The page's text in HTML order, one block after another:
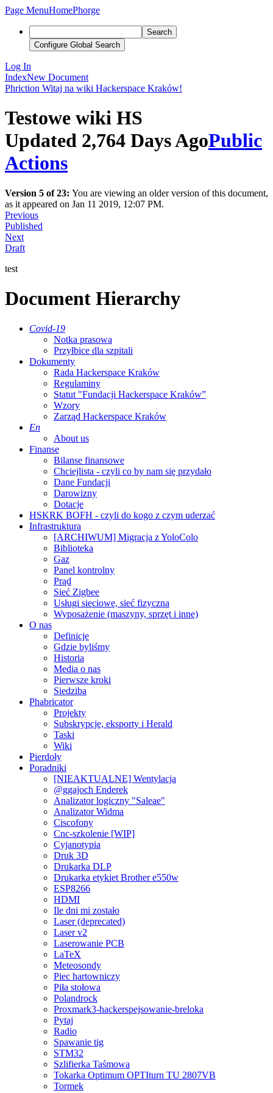
Page MenuHomePhorge
Search
Configure Global Search
Log In
IndexNew Document
Phriction Witaj na wiki Hackerspace Kraków!
Testowe wiki HS
Updated 2,764 Days AgoPublic
Actions
Version 5 of 23: You are viewing an older version of this document,
as it appeared on Jan 11 2019, 12:07 PM.
Previous
Published
Next
Draft
test
Document Hierarchy
Covid-19
Notka prasowa
Przyłbice dla szpitali
Dokumenty
Rada Hackerspace Kraków
Regulaminy
Statut "Fundacji Hackerspace Kraków”
Wzory
Zarząd Hackerspace Kraków
En
About us
Finanse
Bilanse finansowe
Chciejlista - czyli co by nam się przydało
Dane Fundacji
Darowizny
Dotacje
HSKRK BOFH - czyli do kogo z czym uderzać
Infrastruktura
[ARCHIWUM] Migracja z YoloColo
Biblioteka
Gaz
Panel kontrolny
Prąd
Sieć Zigbee
Usługi sieciowe, sieć fizyczna
Wyposażenie (maszyny, sprzęt i inne)
O nas
Definicje
Gdzie byliśmy
Historia
Media o nas
Pierwsze kroki
Siedziba
Phabricator
Projekty
Subskrypcje, eksporty i Herald
Taski
Wiki
Pierdoły
Poradniki
[NIEAKTUALNE] Wentylacja
@ggajoch Enderek
Analizator logiczny "Saleae"
Analizator Widma
Ciscofony
Cnc-szkolenie [WIP]
Cyjanotypia
Druk 3D
Drukarka DLP
Drukarka etykiet Brother e550w
ESP8266
HDMI
Ile dni mi zostało
Laser (deprecated)
Laser v2
Laserowanie PCB
LaTeX
Meteosondy
Piec hartowniczy
Piła stołowa
Polandrock
Proxmark3-hackerspejsowanie-breloka
Pytaj
Radio
Spawanie tig
STM32
Szlifierka Taśmowa
Tokarka Optimum OPTIturn TU 2807VB
Tormek